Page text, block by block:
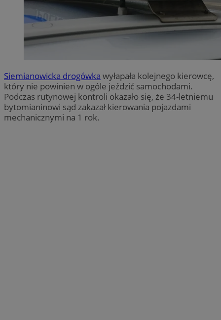
Siemianowicka drogówka wyłapała kolejnego kierowcę,
który nie powinien w ogóle jeździć samochodami.
Podczas rutynowej kontroli okazało się, że 34-letniemu
bytomianinowi sąd zakazał kierowania pojazdami
mechanicznymi na 1 rok.